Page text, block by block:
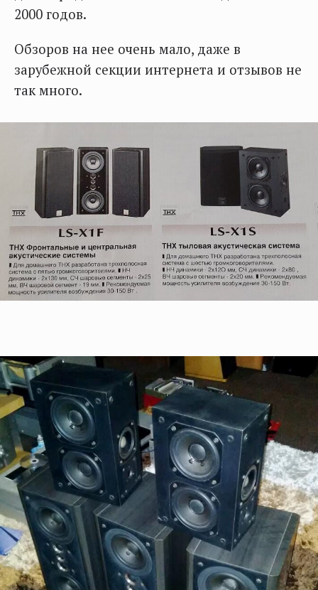
2000 годов.
Обзоров на нее очень мало, даже в
зарубежной секции интернета и отзывов не
так много.